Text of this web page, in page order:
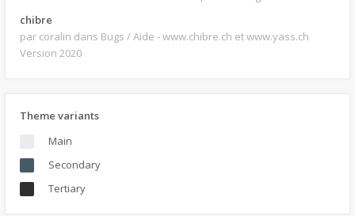
chibre
par coralin dans Bugs / Aide - www.chibre.ch et www.yass.ch
Version 2020
Theme variants
Main
Secondary
Tertiary